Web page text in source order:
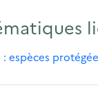
: espèces